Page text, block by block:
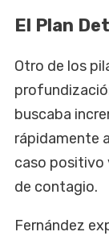
El Plan
Otro de los
buscaba
rápidamente
caso positivo
de contagio.
Fernández